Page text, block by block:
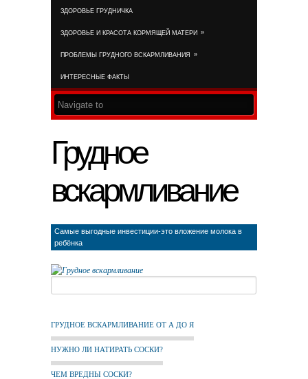
ЗДОРОВЬЕ ГРУДНИЧКА
ЗДОРОВЬЕ И КРАСОТА КОРМЯЩЕЙ МАТЕРИ »
ПРОБЛЕМЫ ГРУДНОГО ВСКАРМЛИВАНИЯ »
ИНТЕРЕСНЫЕ ФАКТЫ
Грудное
вскармливание
Самые выгодные инвестиции-это вложение молока в
ребёнка
ГРУДНОЕ ВСКАРМЛИВАНИЕ ОТ А ДО Я
НУЖНО ЛИ НАТИРАТЬ СОСКИ?
ЧЕМ ВРЕДНЫ СОСКИ?